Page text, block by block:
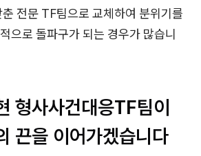
전문 TF팀으로 교체하여 분위기를
으로 돌파구가 되는 경우가 많습니
형사사건대응TF팀이
끈을 이어가겠습니다